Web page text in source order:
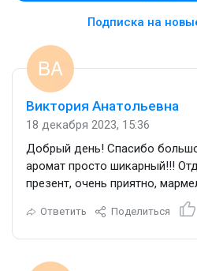
Подписка на
Виктория Анатольевна
18 декабря 2023, 15:36
Добрый день! Спасибо
аромат просто шикарный!!!
презент, очень приятно,
Ответить Поделиться